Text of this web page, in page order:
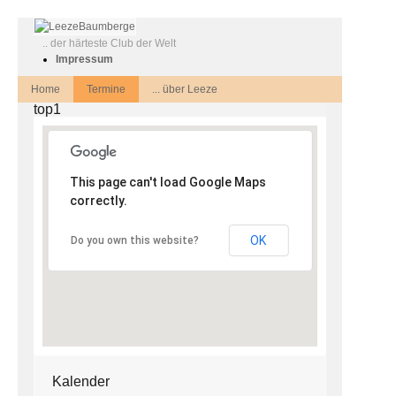
.. der härteste Club der Welt
Impressum
Home Termine ... über Leeze
top1
This page can't load Google Maps
correctly.
Do you own this website? OK
Kalender